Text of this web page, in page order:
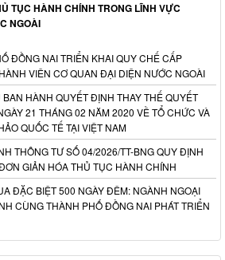
TỤC HÀNH CHÍNH TRONG LĨNH VỰC
NGOÀI
ĐỒNG NAI TRIỂN KHAI QUY CHẾ CẤP
VIÊN CƠ QUAN ĐẠI DIỆN NƯỚC NGOÀI
HÀNH QUYẾT ĐỊNH THAY THẾ QUYẾT
21 THÁNG 02 NĂM 2020 VỀ TỔ CHỨC VÀ
QUỐC TẾ TẠI VIỆT NAM
THÔNG TƯ SỐ 04/2026/TT-BNG QUY ĐỊNH
GIẢN HÓA THỦ TỤC HÀNH CHÍNH
ĐẶC BIỆT 500 NGÀY ĐÊM: NGÀNH NGOẠI
CÙNG THÀNH PHỐ ĐỒNG NAI PHÁT TRIỂN